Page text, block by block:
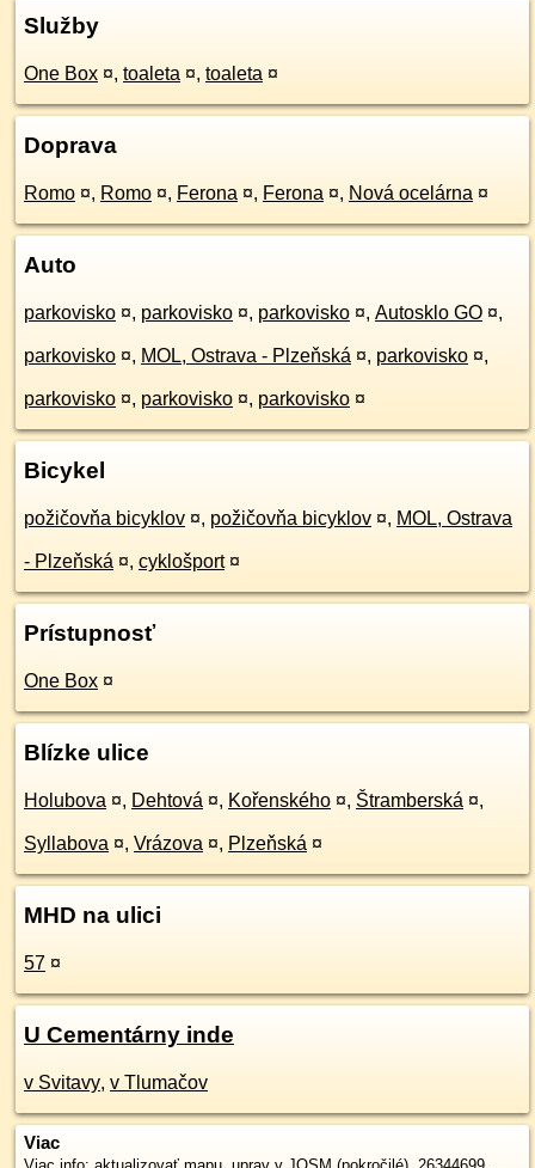
Služby
One Box ¤, toaleta ¤, toaleta ¤
Doprava
Romo ¤, Romo ¤, Ferona ¤, Ferona ¤, Nová ocelárna ¤
Auto
parkovisko ¤, parkovisko ¤, parkovisko ¤, Autosklo GO ¤,
parkovisko ¤, MOL, Ostrava - Plzeňská ¤, parkovisko ¤,
parkovisko ¤, parkovisko ¤, parkovisko ¤
Bicykel
požičovňa bicyklov ¤, požičovňa bicyklov ¤, MOL, Ostrava
- Plzeňská ¤, cyklošport ¤
Prístupnosť
One Box ¤
Blízke ulice
Holubova ¤, Dehtová ¤, Kořenského ¤, Štramberská ¤,
Syllabova ¤, Vrázova ¤, Plzeňská ¤
MHD na ulici
57 ¤
U Cementárny inde
v Svitavy, v Tlumačov
Viac